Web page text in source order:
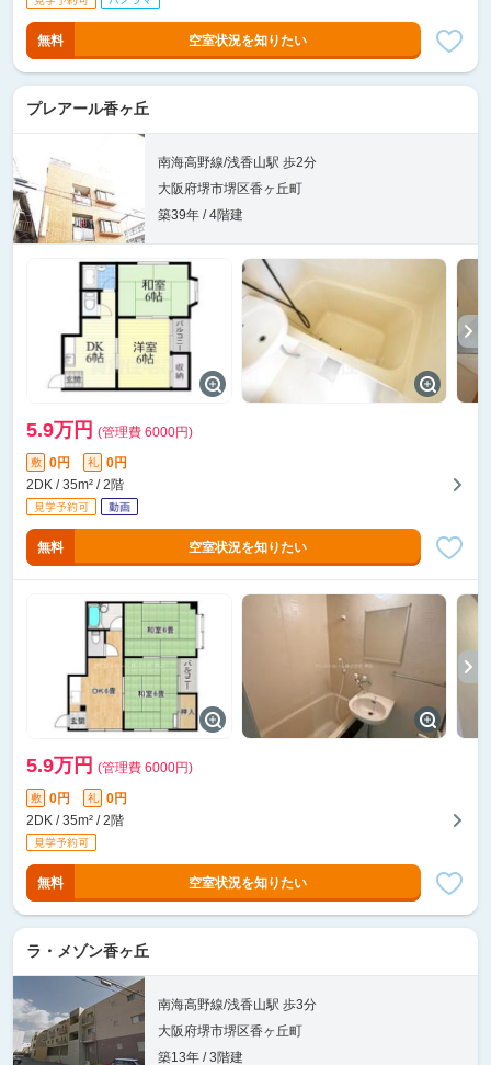
無料 空室状況を知りたい
プレアール香ヶ丘
南海高野線/浅香山駅 歩2分
大阪府堺市堺区香ヶ丘町
築39年 / 4階建
5.9万円 (管理費 6000円)
敷 0円 礼
0円
2DK / 35m² / 2階
無料 空室状況を知りたい
5.9万円 (管理費 6000円)
敷 0円 礼
0円
2DK / 35m² / 2階
無料 空室状況を知りたい
ラ・メゾン香ヶ丘
南海高野線/浅香山駅 歩3分
大阪府堺市堺区香ヶ丘町
築13年 / 3階建